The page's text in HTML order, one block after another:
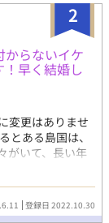
くのが楽しくて
びりお付き合
ですが、進行上
。 R15程度は
等ありました
ばコメント頂け
めるためにAIに
にも掲載してま
2
からないイケ
早く結婚し
変更はありませ
とある島国は、
がいて、長い年
）と呼ばれる
も、人の子達の
いふ。 「俺、大
けない！」 人間
登録日 2022.10.30